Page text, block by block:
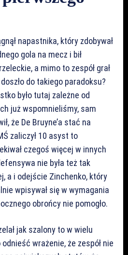
napastnika, który zdobywał
gola na mecz i bił
a mimo to zespół grał
do takiego paradoksu?
było tutaj zależne od
już wspomnieliśmy, sam
że De Bruyne’a stać na
zaliczył 10 asyst to
czegoś więcej w innych
nie była też tak
a i odejście Zinchenko, który
wpisywał się w wymagania
obrońcy nie pomogło.
jak szalony to w wielu
wrażenie, że zespół nie